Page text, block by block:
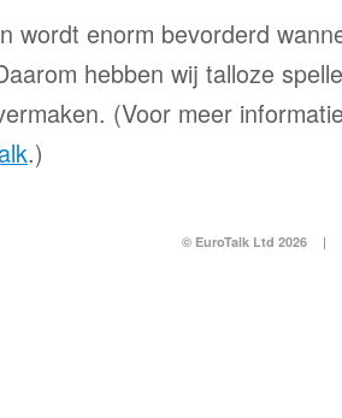
wordt enorm bevorderd
hebben wij talloze
(Voor meer
.)
© EuroTalk Ltd 2026 |